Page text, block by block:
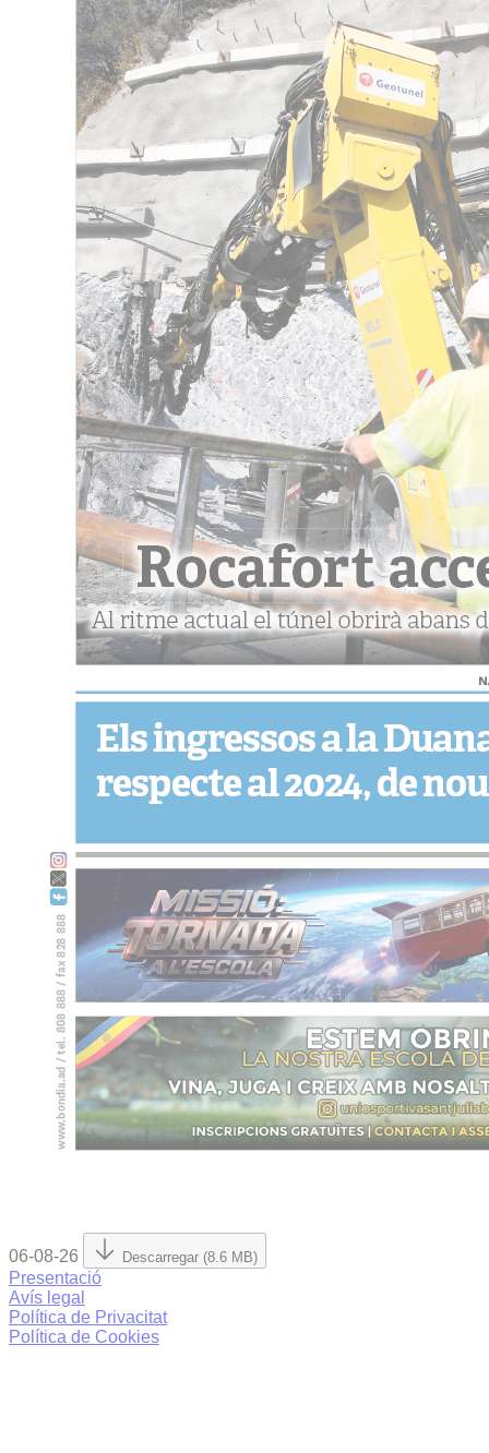
06-08-26 Descarregar (8.6 MB)
Presentació
Avís legal
Política de Privacitat
Política de Cookies